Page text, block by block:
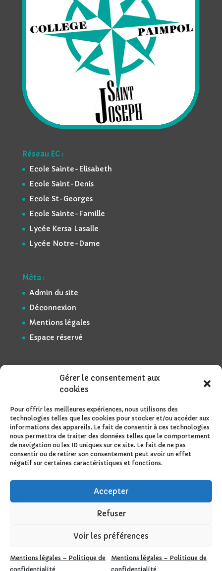
Gérer le consentement aux
cookies
Pour offrir les meilleures expériences, nous utilisons des
technologies telles que les cookies pour stocker et/ou accéder aux
informations des appareils. Le fait de consentir à ces technologies
nous permettra de traiter des données telles que le comportement
de navigation ou les ID uniques sur ce site. Le fait de ne pas
consentir ou de retirer son consentement peut avoir un effet
négatif sur certaines caractéristiques et fonctions.
Accepter
Refuser
Voir les préférences
Mentions légales – Politique de
confidentialité
Mentions légales – Politique de
confidentialité
Réseau EC :
Ecole Sainte-Elisabeth
Ecole Saint-Denis
Ecole St-Georges
Ecole Sainte-Famille
Lycée Kersa Lasalle
Lycée Notre-Dame
Méta :
Admin du site
Déconnexion
Mentions légales
Espace réservé
Design deElegant Themes| Propulsé par
WordPress